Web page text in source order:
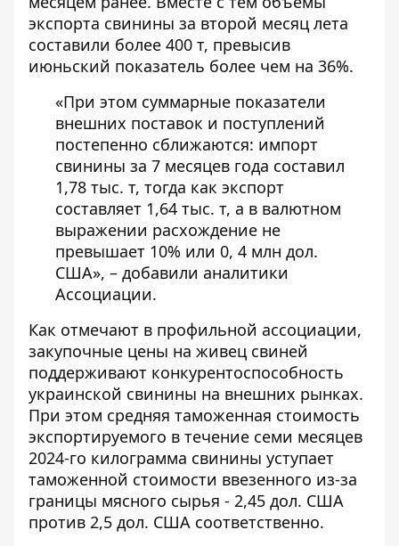
экспорта свинины за второй месяц лета
составили более 400 т, превысив
июньский показатель более чем на 36%.
«При этом суммарные показатели
внешних поставок и поступлений
постепенно сближаются: импорт
свинины за 7 месяцев года составил
1,78 тыс. т, тогда как экспорт
составляет 1,64 тыс. т, а в валютном
выражении расхождение не
превышает 10% или 0, 4 млн дол.
США», – добавили аналитики
Ассоциации.
Как отмечают в профильной ассоциации,
закупочные цены на живец свиней
поддерживают конкурентоспособность
украинской свинины на внешних рынках.
При этом средняя таможенная стоимость
экспортируемого в течение семи месяцев
2024-го килограмма свинины уступает
таможенной стоимости ввезенного из-за
границы мясного сырья - 2,45 дол. США
против 2,5 дол. США соответственно.